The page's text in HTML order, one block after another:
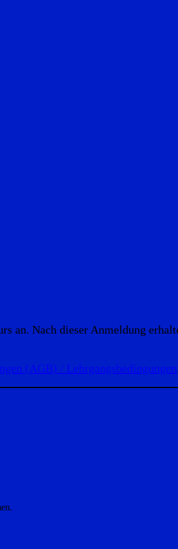
an. Nach dieser Anmeldung
(AGB) / Lehrgangsbedingungen